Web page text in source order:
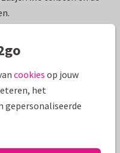
cookies op jouw
het
gepersonaliseerde